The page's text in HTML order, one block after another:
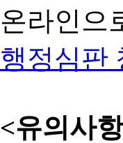
온라인으
행정심판
<유의사